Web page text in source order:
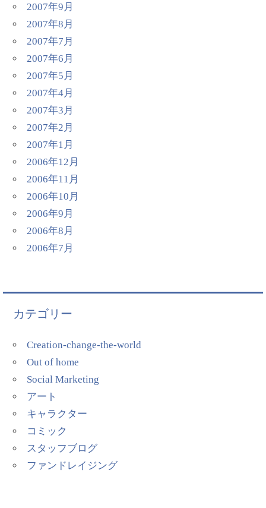
2007年9月
2007年8月
2007年7月
2007年6月
2007年5月
2007年4月
2007年3月
2007年2月
2007年1月
2006年12月
2006年11月
2006年10月
2006年9月
2006年8月
2006年7月
カテゴリー
Creation-change-the-world
Out of home
Social Marketing
アート
キャラクター
コミック
スタッフブログ
ファンドレイジング